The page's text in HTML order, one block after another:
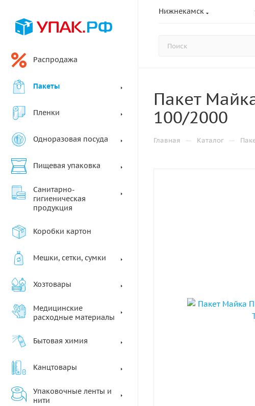
Нижнекамск
Распродажа
Пакеты
Пленки
Одноразовая посуда
Пищевая упаковка
Санитарно-
гигиеническая
продукция
Коробки картон
Мешки, сетки, сумки
Хозтовары
Медицинские
расходные материалы
Бытовая химия
Канцтовары
Упаковочные ленты и
нити
Пакет
100/2000
Главная — Каталог —